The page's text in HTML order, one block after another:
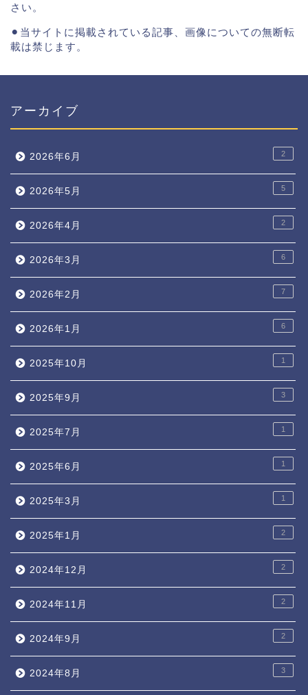
さい。
⚫︎当サイトに掲載されている記事、画像についての無断転
載は禁じます。
アーカイブ
2026年6月 2
2026年5月 5
2026年4月 2
2026年3月 6
2026年2月 7
2026年1月 6
2025年10月 1
2025年9月 3
2025年7月 1
2025年6月 1
2025年3月 1
2025年1月 2
2024年12月 2
2024年11月 2
2024年9月 2
2024年8月 3